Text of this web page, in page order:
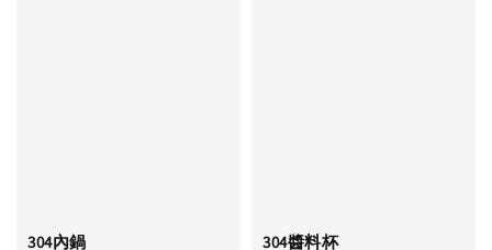
304內鍋 304醬料杯